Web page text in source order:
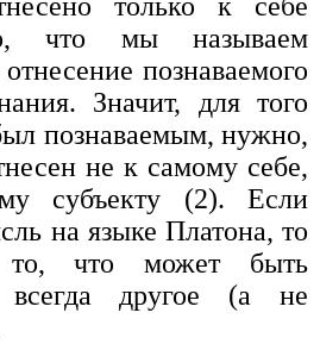
что мы называем
познаваемого
Значит, для того
познаваемым, нужно,
не к самому себе,
субъекту (2). Если
на языке Платона, то
то, что может быть
всегда другое (а не